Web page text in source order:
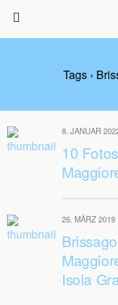
Tags ›
8. JANUAR
10
26. MÄRZ 2019
Isola